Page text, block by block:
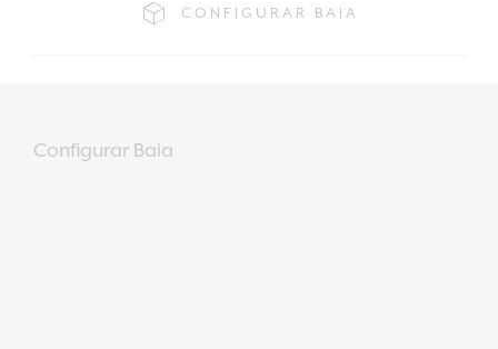
CONFIGURAR BAIA
Configurar Baia